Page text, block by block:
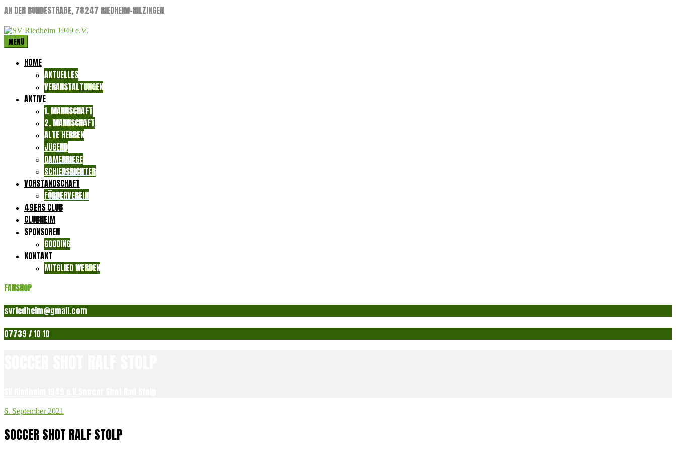
AN DER BUNDESTRAßE, 78247 RIEDHEIM-HILZINGEN
MENÜ
HOME
AKTUELLES
VERANSTALTUNGEN
AKTIVE
1. MANNSCHAFT
2. MANNSCHAFT
ALTE HERREN
JUGEND
DAMENRIEGE
SCHIEDSRICHTER
VORSTANDSCHAFT
FÖRDERVEREIN
49ERS CLUB
CLUBHEIM
SPONSOREN
GOODING
KONTAKT
MITGLIED WERDEN
FANSHOP
svriedheim@gmail.com
07739 / 10 10
6. September 2021
SOCCER SHOT RALF STOLP